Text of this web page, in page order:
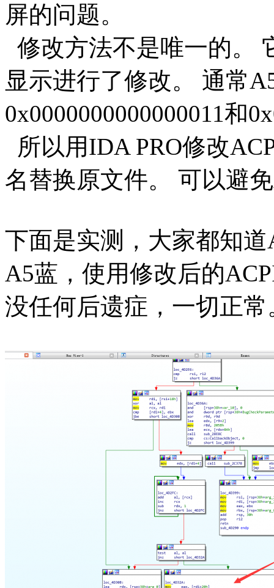
屏的问题。
修改方法不是唯一的。
显示进行了修改。 通常
0x0000000000000011和
所以用IDA PRO修改
名替换原文件。 可以避
下面是实测，大家都知
A5蓝，使用修改后的
没任何后遗症，一切正常